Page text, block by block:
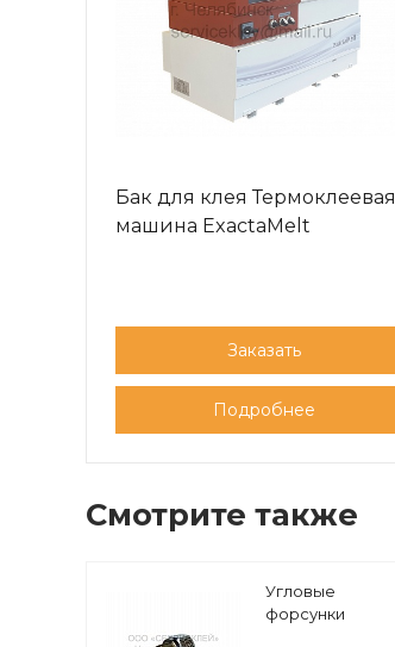
Бак для клея Термоклеевая
машина ExactaMelt
Заказать
Подробнее
Смотрите также
Угловые
форсунки